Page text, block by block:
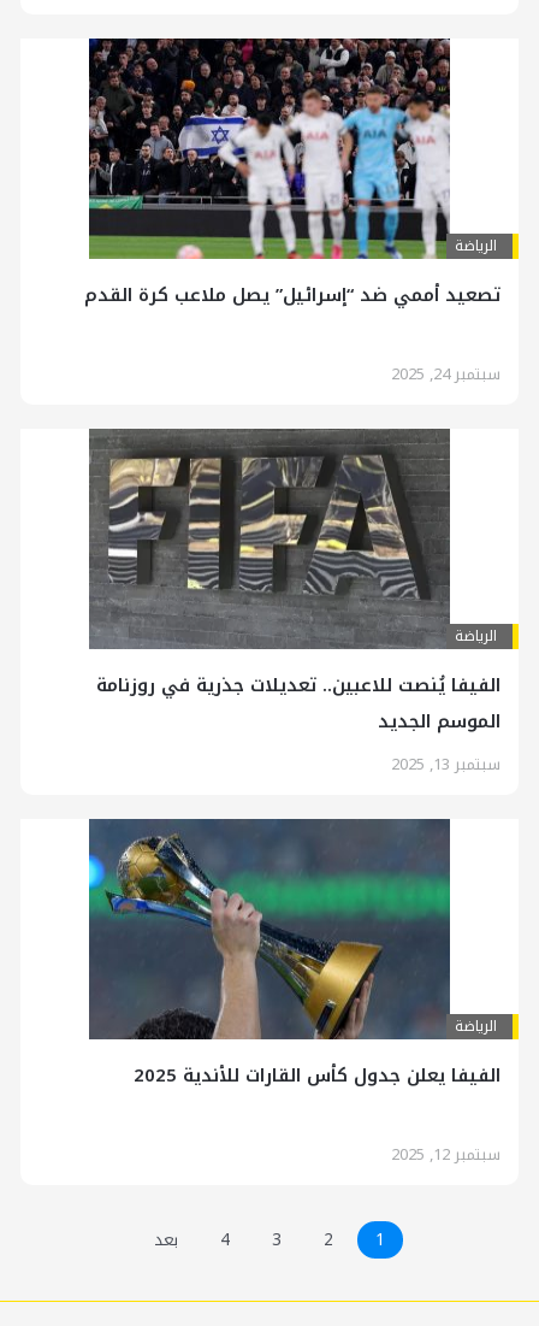
الرياضة
تصعيد أممي ضد “إسرائيل” يصل ملاعب كرة القدم
سبتمبر 24, 2025
الرياضة
الفيفا يُنصت للاعبين.. تعديلات جذرية في روزنامة
الموسم الجديد
سبتمبر 13, 2025
الرياضة
الفيفا يعلن جدول كأس القارات للأندية 2025
سبتمبر 12, 2025
1
2
3
4 بعد